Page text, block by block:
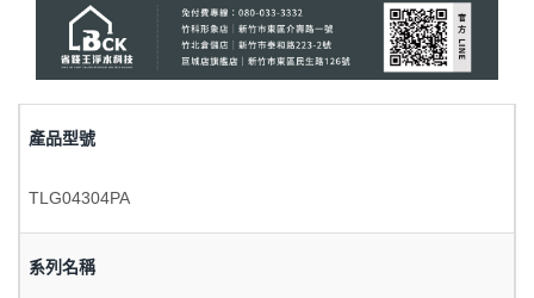
產品型號
TLG04304PA
系列名稱